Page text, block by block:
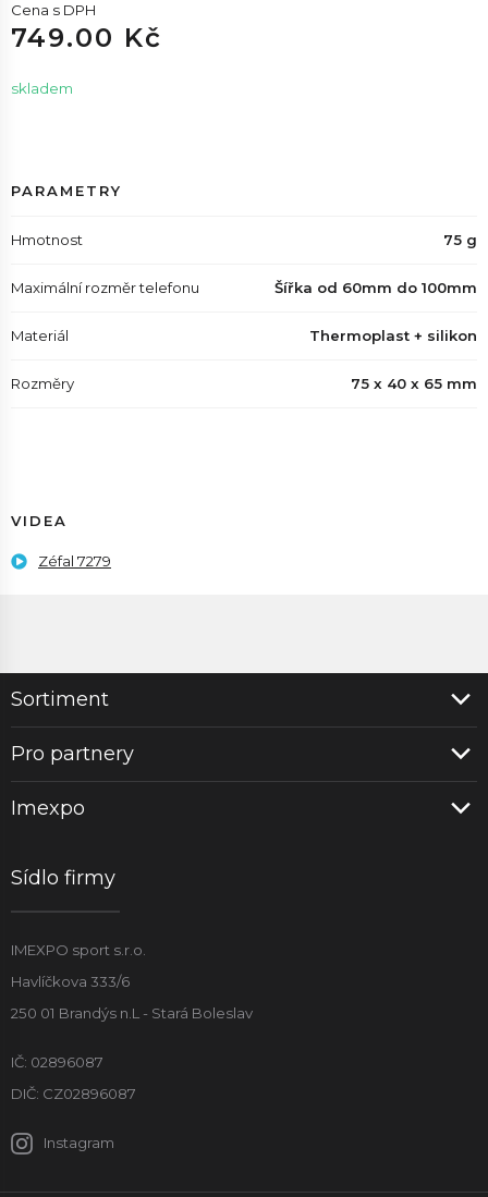
Cena s DPH
749.00 Kč
skladem
PARAMETRY
Hmotnost 75 g
Maximální rozměr telefonu Šířka od 60mm do 100mm
Materiál Thermoplast + silikon
Rozměry 75 x 40 x 65 mm
VIDEA
Zéfal 7279
Sortiment
Pro partnery
Imexpo
Sídlo firmy
IMEXPO sport s.r.o.
Havlíčkova 333/6
250 01 Brandýs n.L - Stará Boleslav
IČ: 02896087
DIČ: CZ02896087
Instagram